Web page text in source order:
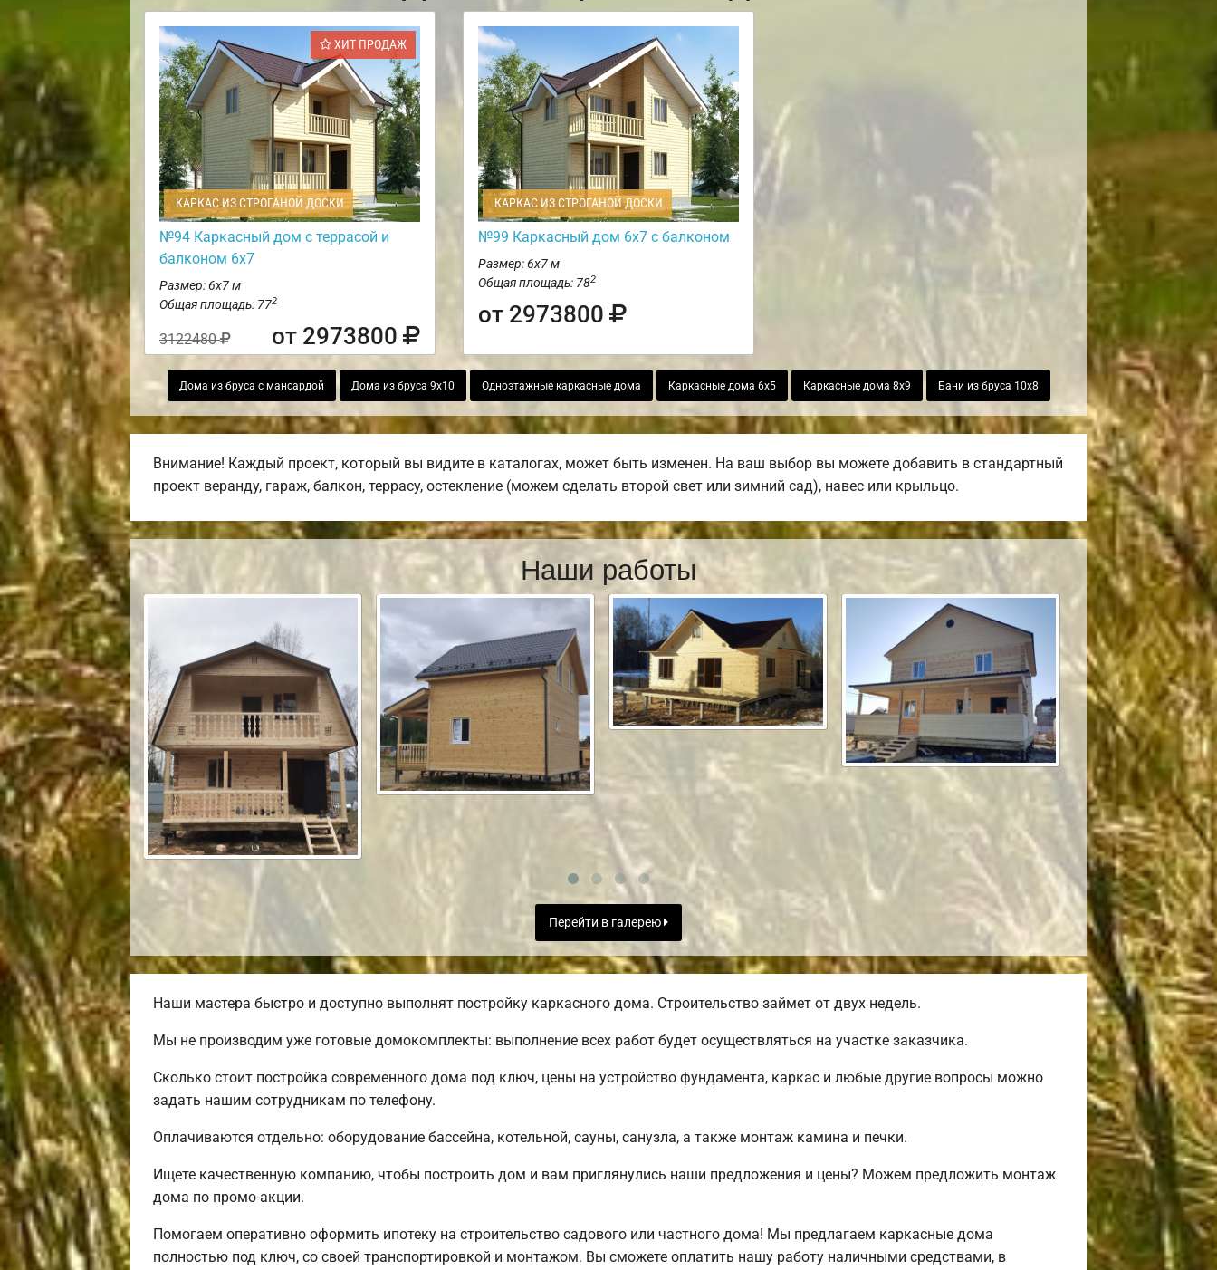
ХИТ ПРОДАЖ
КАРКАС ИЗ СТРОГАНОЙ ДОСКИ
№94 Каркасный дом с террасой и
балконом 6х7
Размер: 6х7 м
Общая площадь: 772
3122480 от 2973800
КАРКАС ИЗ СТРОГАНОЙ ДОСКИ
№99 Каркасный дом 6х7 с балконом
Размер: 6х7 м
Общая площадь: 782
от 2973800
Дома из бруса с мансардой Дома из бруса 9х10 Одноэтажные каркасные дома Каркасные дома 6х5 Каркасные дома 8х9 Бани из бруса 10х8
Внимание! Каждый проект, который вы видите в каталогах, может быть изменен. На ваш выбор вы можете добавить в стандартный
проект веранду, гараж, балкон, террасу, остекление (можем сделать второй свет или зимний сад), навес или крыльцо.
Наши работы
Перейти в галерею
Наши мастера быстро и доступно выполнят постройку каркасного дома. Строительство займет от двух недель.
Мы не производим уже готовые домокомплекты: выполнение всех работ будет осуществляться на участке заказчика.
Сколько стоит постройка современного дома под ключ, цены на устройство фундамента, каркас и любые другие вопросы можно
задать нашим сотрудникам по телефону.
Оплачиваются отдельно: оборудование бассейна, котельной, сауны, санузла, а также монтаж камина и печки.
Ищете качественную компанию, чтобы построить дом и вам приглянулись наши предложения и цены? Можем предложить монтаж
дома по промо-акции.
Помогаем оперативно оформить ипотеку на строительство садового или частного дома! Мы предлагаем каркасные дома
полностью под ключ, со своей транспортировкой и монтажом. Вы сможете оплатить нашу работу наличными средствами, в